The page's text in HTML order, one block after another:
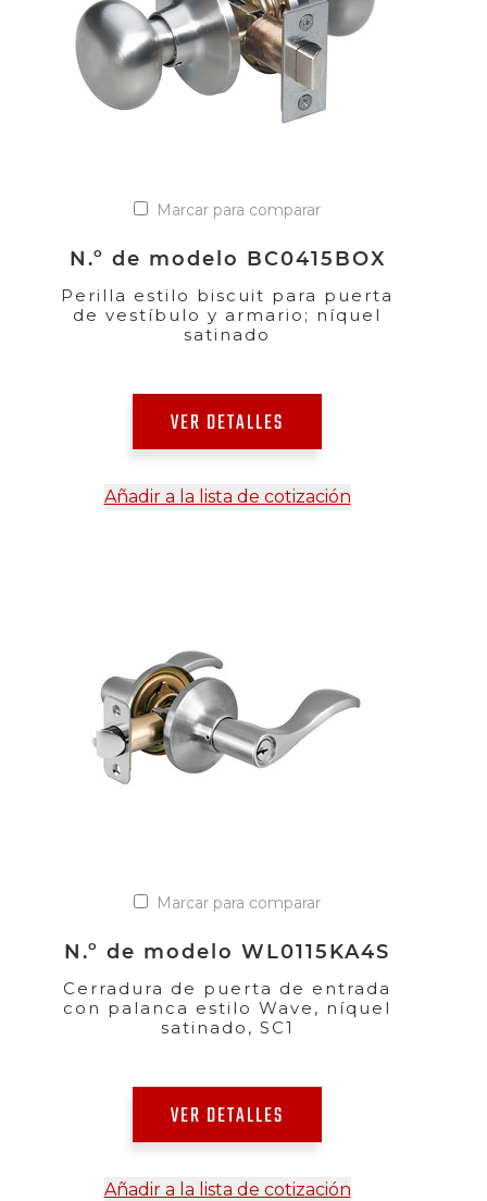
Marcar para comparar
N.º de modelo BC0415BOX
Perilla estilo biscuit para puerta
de vestíbulo y armario; níquel
satinado
VER DETALLES
Añadir a la lista de cotización
Marcar para comparar
N.º de modelo WL0115KA4S
Cerradura de puerta de entrada
con palanca estilo Wave, níquel
satinado, SC1
VER DETALLES
Añadir a la lista de cotización